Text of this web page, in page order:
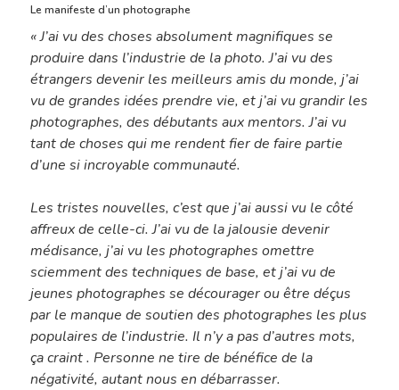
Le manifeste d’un photographe
« J’ai vu des choses absolument magnifiques se
produire dans l’industrie de la photo. J’ai vu des
étrangers devenir les meilleurs amis du monde, j’ai
vu de grandes idées prendre vie, et j’ai vu grandir les
photographes, des débutants aux mentors. J’ai vu
tant de choses qui me rendent fier de faire partie
d’une si incroyable communauté.
Les tristes nouvelles, c’est que j’ai aussi vu le côté
affreux de celle-ci. J’ai vu de la jalousie devenir
médisance, j’ai vu les photographes omettre
sciemment des techniques de base, et j’ai vu de
jeunes photographes se décourager ou être déçus
par le manque de soutien des photographes les plus
populaires de l’industrie. Il n’y a pas d’autres mots,
ça craint . Personne ne tire de bénéfice de la
négativité, autant nous en débarrasser.